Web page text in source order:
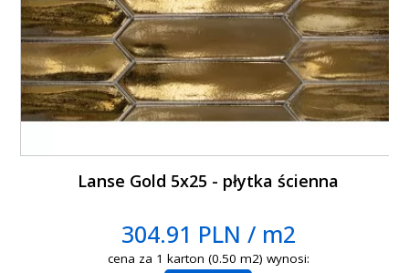
Lanse Gold 5x25 - płytka ścienna
304.91 PLN / m2
cena za 1 karton (0.50 m2) wynosi: